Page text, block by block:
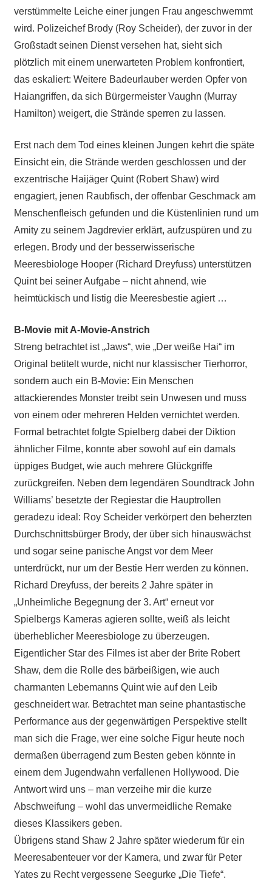
verstümmelte Leiche einer jungen Frau angeschwemmt
wird. Polizeichef Brody (Roy Scheider), der zuvor in der
Großstadt seinen Dienst versehen hat, sieht sich
plötzlich mit einem unerwarteten Problem konfrontiert,
das eskaliert: Weitere Badeurlauber werden Opfer von
Haiangriffen, da sich Bürgermeister Vaughn (Murray
Hamilton) weigert, die Strände sperren zu lassen.
Erst nach dem Tod eines kleinen Jungen kehrt die späte
Einsicht ein, die Strände werden geschlossen und der
exzentrische Haijäger Quint (Robert Shaw) wird
engagiert, jenen Raubfisch, der offenbar Geschmack am
Menschenfleisch gefunden und die Küstenlinien rund um
Amity zu seinem Jagdrevier erklärt, aufzuspüren und zu
erlegen. Brody und der besserwisserische
Meeresbiologe Hooper (Richard Dreyfuss) unterstützen
Quint bei seiner Aufgabe – nicht ahnend, wie
heimtückisch und listig die Meeresbestie agiert …
B-Movie mit A-Movie-Anstrich
Streng betrachtet ist „Jaws“, wie „Der weiße Hai“ im
Original betitelt wurde, nicht nur klassischer Tierhorror,
sondern auch ein B-Movie: Ein Menschen
attackierendes Monster treibt sein Unwesen und muss
von einem oder mehreren Helden vernichtet werden.
Formal betrachtet folgte Spielberg dabei der Diktion
ähnlicher Filme, konnte aber sowohl auf ein damals
üppiges Budget, wie auch mehrere Glückgriffe
zurückgreifen. Neben dem legendären Soundtrack John
Williams’ besetzte der Regiestar die Hauptrollen
geradezu ideal: Roy Scheider verkörpert den beherzten
Durchschnittsbürger Brody, der über sich hinauswächst
und sogar seine panische Angst vor dem Meer
unterdrückt, nur um der Bestie Herr werden zu können.
Richard Dreyfuss, der bereits 2 Jahre später in
„Unheimliche Begegnung der 3. Art“ erneut vor
Spielbergs Kameras agieren sollte, weiß als leicht
überheblicher Meeresbiologe zu überzeugen.
Eigentlicher Star des Filmes ist aber der Brite Robert
Shaw, dem die Rolle des bärbeißigen, wie auch
charmanten Lebemanns Quint wie auf den Leib
geschneidert war. Betrachtet man seine phantastische
Performance aus der gegenwärtigen Perspektive stellt
man sich die Frage, wer eine solche Figur heute noch
dermaßen überragend zum Besten geben könnte in
einem dem Jugendwahn verfallenen Hollywood. Die
Antwort wird uns – man verzeihe mir die kurze
Abschweifung – wohl das unvermeidliche Remake
dieses Klassikers geben.
Übrigens stand Shaw 2 Jahre später wiederum für ein
Meeresabenteuer vor der Kamera, und zwar für Peter
Yates zu Recht vergessene Seegurke „Die Tiefe“.